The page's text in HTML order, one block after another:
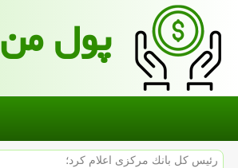
پول من
رئیس كل بانك مركزی اعلام كرد؛